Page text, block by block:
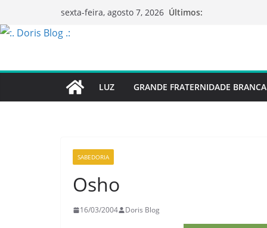
para
sexta-feira, agosto 7, 2026 Últimos:
LUZ GRANDE FRATERNIDADE BRANCA
SABEDORIA
Osho
16/03/2004 Doris Blog